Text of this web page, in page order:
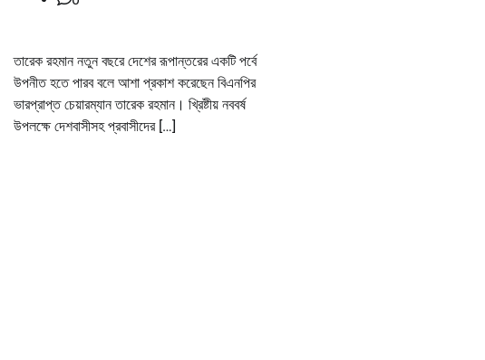
তারেক রহমান নতুন বছরে দেশের রূপান্তরের একটি পর্বে
উপনীত হতে পারব বলে আশা প্রকাশ করেছেন বিএনপির
ভারপ্রাপ্ত চেয়ারম্যান তারেক রহমান। খ্রিষ্টীয় নববর্ষ
উপলক্ষে দেশবাসীসহ প্রবাসীদের […]